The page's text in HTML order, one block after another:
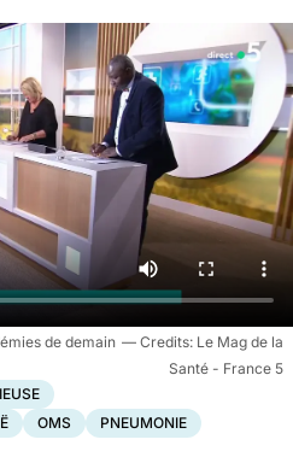
de demain
Le Mag de la
Santé - France 5
OMS
PNEUMONIE